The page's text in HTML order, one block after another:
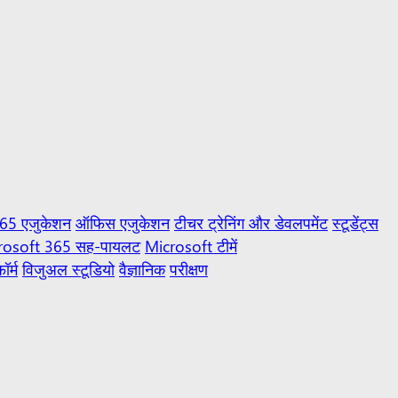
एजुकेशन ऑफिस एजुकेशन टीचर ट्रेनिंग और डेवलपमेंट स्टूडेंट्स
365 सह-पायलट Microsoft टीमें
विजुअल स्टूडियो वैज्ञानिक परीक्षण